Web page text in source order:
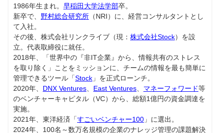
1986年生まれ。 早稲田大学法学部卒。
新卒で、 野村総合研究所 （NRI）に、経営コンサルタントとし
て入社。
その後、株式会社リンクライブ（現： 株式会社Stock）を設
立。代表取締役に就任。
2018年、「世界中の『非IT企業』から、情報共有のストレス
を取り除く」ことをミッションに、チームの情報を最も簡単に
管理できるツール「Stock 」を正式ローンチ。
2020年、 DNX Ventures、 East Ventures、 マネーフォワード等
のベンチャーキャピタル（VC）から、総額1億円の資金調達を
実施。
2021年、東洋経済「すごいベンチャー100 」に選出。
2024年、100名～数万名規模の企業のナレッジ管理の課題解決